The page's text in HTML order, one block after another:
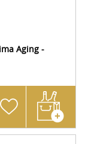
Aging -